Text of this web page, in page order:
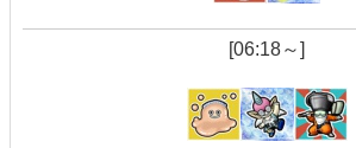
[06:18～]